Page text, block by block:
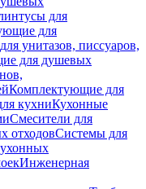
для
для
унитазов, писсуаров,
для душевых
Комплектующие для
кухниКухонные
Смесители для
отходовСистемы для
Инженерная